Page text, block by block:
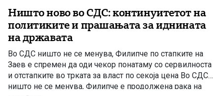
Ништо ново во СДС: континуитетот на
политиките и прашањата за иднината
на државата
Во СДС ништо не се менува, Филипче по стапките на
Заев е спремен да оди чекор понатаму со сервилноста
и отстапките во трката за власт по секоја цена Во СДС
ништо не се менува, Филипче е продолжена рака на